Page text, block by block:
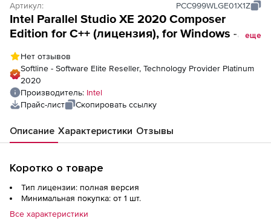
Артикул: PCC999WLGE01X1Z
Intel Parallel Studio XE 2020 Composer
Edition for C++ (лицензия), for Windows -
еще
Нет отзывов
Softline - Software Elite Reseller, Technology Provider Platinum
2020
Производитель: Intel
Прайс-лист
Скопировать ссылку
Описание Характеристики Отзывы
Коротко о товаре
Тип лицензии: полная версия
Минимальная покупка: от 1 шт.
Все характеристики